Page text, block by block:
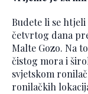
Budete li se
četvrtog dana
Malte Gozo. Na
čistog mora i
svjetskom
ronilačkih